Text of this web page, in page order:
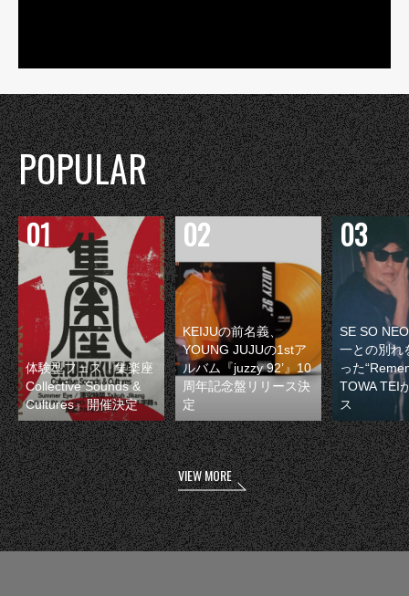
POPULAR
体験型フェス『集楽座
Collective Sounds &
Cultures』開催決定
KEIJUの前名義、
YOUNG JUJUの1stア
ルバム『juzzy 92’』10
周年記念盤リリース決
定
SE SO
一との別れ
った
TOWA TEI
ス
VIEW MORE